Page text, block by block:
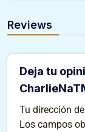
Reviews
Deja tu
Tu dirección
Los campos